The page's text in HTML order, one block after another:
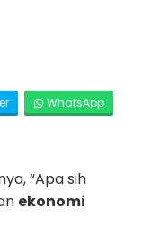
WhatsApp
“Apa sih
ekonomi